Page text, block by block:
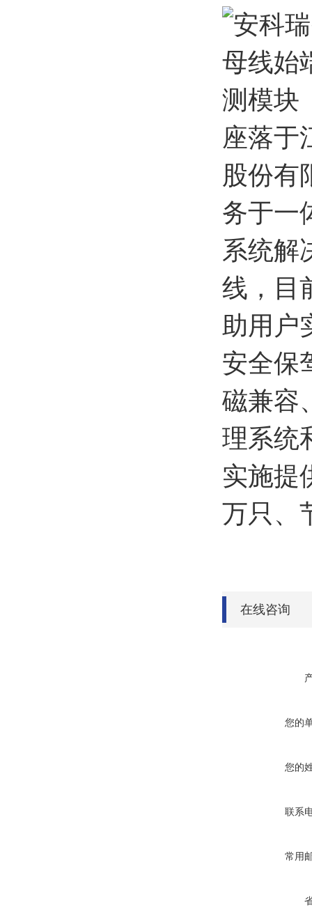
座落于
股份有
务于一
系统解
线，目
助用户
安全保
磁兼容
理系统
实施提
万只、
在线咨询
您的
您的
联系
常用